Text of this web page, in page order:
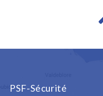
PSF-Sécurité